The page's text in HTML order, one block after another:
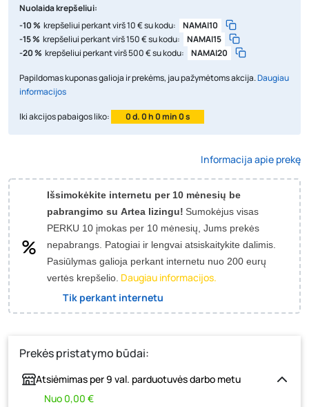
Nuolaida krepšeliui:
-10 %
krepšeliui perkant virš 10 € su kodu:
NAMAI10
-15 %
krepšeliui perkant virš 150 € su kodu:
NAMAI15
-20 %
krepšeliui perkant virš 500 € su kodu: NAMAI20
Papildomas kuponas galioja ir prekėms, jau pažymėtoms akcija.Daugiau
informacijos
Iki akcijos pabaigos liko: 0 d. 0 h 0 min 0 s
Informacija apie prekę
Išsimokėkite internetu per 10 mėnesių be
pabrangimo su Artea lizingu! Sumokėjus visas
PERKU 10 įmokas per 10 mėnesių, Jums prekės
nepabrangs. Patogiai ir lengvai atsiskaitykite dalimis.
Pasiūlymas galioja perkant internetu nuo 200 eurų
vertės krepšelio. Daugiau informacijos.
Tik perkant internetu
Prekės pristatymo būdai:
Atsiėmimas per 9 val. parduotuvės darbo metu
Nuo 0,00 €